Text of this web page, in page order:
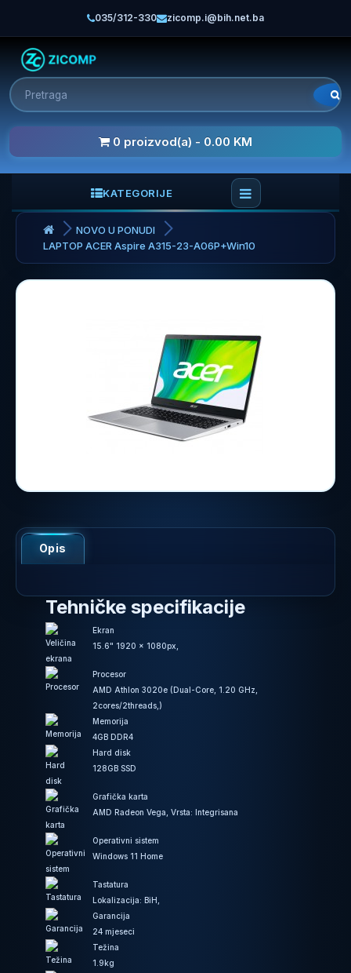
035/312-330 zicomp.i@bih.net.ba
0 proizvod(a) - 0.00 KM
KATEGORIJE
NOVO U PONUDI
LAPTOP ACER Aspire A315-23-A06P+Win10
Opis
Tehničke specifikacije
Ekran
15.6" 1920 x 1080px,
Procesor
AMD Athlon 3020e (Dual-Core, 1.20 GHz,
2cores/2threads,)
Memorija
4GB DDR4
Hard disk
128GB SSD
Grafička karta
AMD Radeon Vega, Vrsta: Integrisana
Operativni sistem
Windows 11 Home
Tastatura
Lokalizacija: BiH,
Garancija
24 mjeseci
Težina
1.9kg